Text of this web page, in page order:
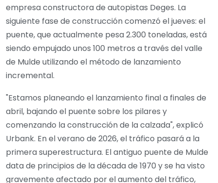
empresa constructora de autopistas Deges. La
siguiente fase de construcción comenzó el jueves: el
puente, que actualmente pesa 2.300 toneladas, está
siendo empujado unos 100 metros a través del valle
de Mulde utilizando el método de lanzamiento
incremental.
"Estamos planeando el lanzamiento final a finales de
abril, bajando el puente sobre los pilares y
comenzando la construcción de la calzada", explicó
Urbank. En el verano de 2026, el tráfico pasará a la
primera superestructura. El antiguo puente de Mulde
data de principios de la década de 1970 y se ha visto
gravemente afectado por el aumento del tráfico,